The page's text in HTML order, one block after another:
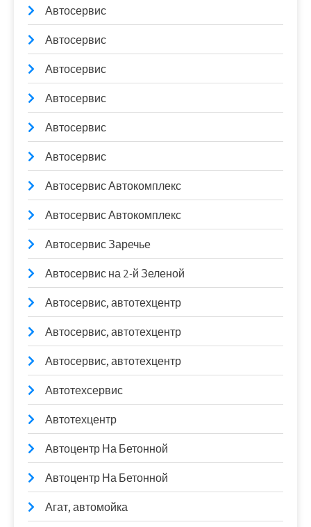
Автосервис
Автосервис
Автосервис
Автосервис
Автосервис
Автосервис
Автосервис Автокомплекс
Автосервис Автокомплекс
Автосервис Заречье
Автосервис на 2-й Зеленой
Автосервис, автотехцентр
Автосервис, автотехцентр
Автосервис, автотехцентр
Автотехсервис
Автотехцентр
Автоцентр На Бетонной
Автоцентр На Бетонной
Агат, автомойка